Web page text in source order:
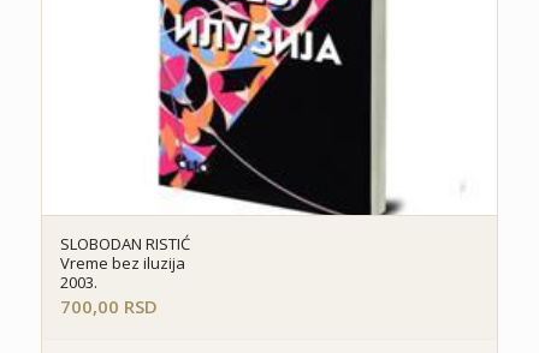
SLOBODAN RISTIĆ
Vreme bez iluzija
2003.
700,00 RSD